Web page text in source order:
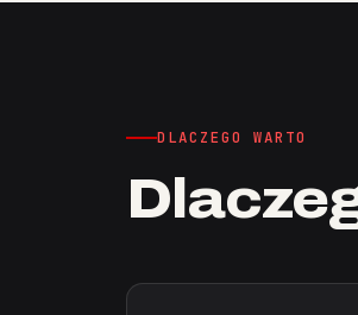
DLACZEGO WARTO